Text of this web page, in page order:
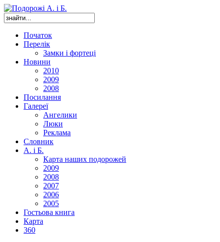
Початок
Перелік
Замки і фортеці
Новини
2010
2009
2008
Посилання
Галереї
Ангелики
Люки
Реклама
Словник
А. і Б.
Карта наших подорожей
2009
2008
2007
2006
2005
Гостьова книга
Карта
360